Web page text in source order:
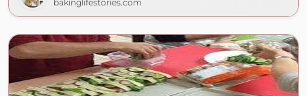
bakinglifestories.com